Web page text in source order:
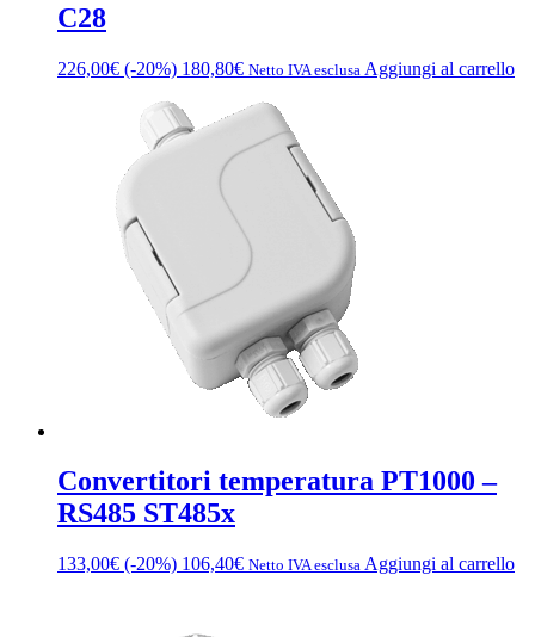
C28
226,00€ (-20%) 180,80€ Netto IVA esclusa Aggiungi al carrello
Convertitori temperatura PT1000 –
RS485 ST485x
133,00€ (-20%) 106,40€ Netto IVA esclusa Aggiungi al carrello